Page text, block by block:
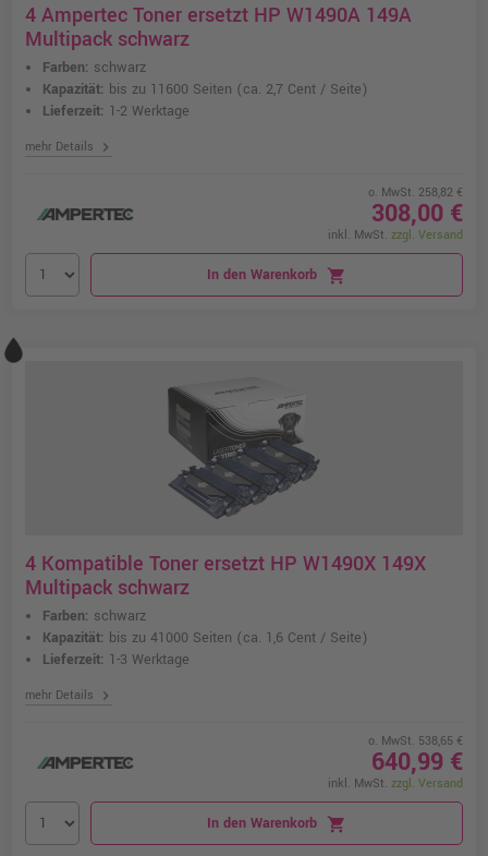
4 Ampertec Toner ersetzt HP W1490A 149A
Multipack schwarz
Farben: schwarz
Kapazität: bis zu 11600 Seiten (ca. 2,7 Cent / Seite)
Lieferzeit: 1-2 Werktage
mehr Details chevron_right
o. MwSt. 258,82 €
308,00 €
inkl. MwSt. zzgl. Versand
In den Warenkorb shopping_cart
4 Kompatible Toner ersetzt HP W1490X 149X
Multipack schwarz
Farben: schwarz
Kapazität: bis zu 41000 Seiten (ca. 1,6 Cent / Seite)
Lieferzeit: 1-3 Werktage
mehr Details chevron_right
o. MwSt. 538,65 €
640,99 €
inkl. MwSt. zzgl. Versand
In den Warenkorb shopping_cart